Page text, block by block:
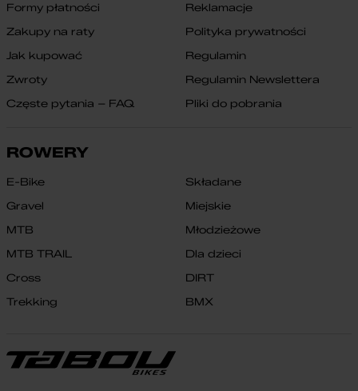
Formy płatności
Zakupy na raty
Jak kupować
Zwroty
Częste pytania – FAQ
Reklamacje
Polityka prywatności
Regulamin
Regulamin Newslettera
Pliki do pobrania
ROWERY
E-Bike
Gravel
MTB
MTB TRAIL
Cross
Trekking
Składane
Miejskie
Młodzieżowe
Dla dzieci
DIRT
BMX